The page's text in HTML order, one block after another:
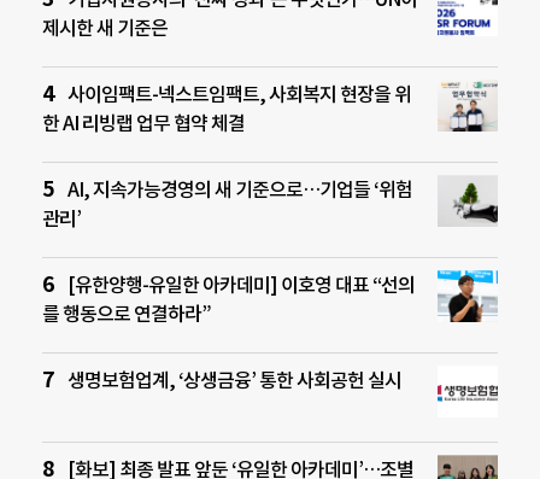
제시한 새 기준은
사이임팩트-넥스트임팩트, 사회복지 현장을 위
한 AI 리빙랩 업무 협약 체결
AI, 지속가능경영의 새 기준으로…기업들 ‘위험
관리’
[유한양행-유일한 아카데미] 이호영 대표 “선의
를 행동으로 연결하라”
생명보험업계, ‘상생금융’ 통한 사회공헌 실시
[화보] 최종 발표 앞둔 ‘유일한 아카데미’…조별